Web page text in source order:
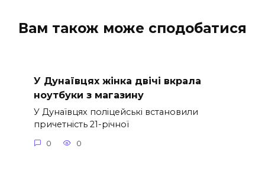
Вам також може сподобатися
У Дунаївцях жінка двічі вкрала
ноутбуки з магазину
У Дунаївцях поліцейські встановили
причетність 21-річної
0 0